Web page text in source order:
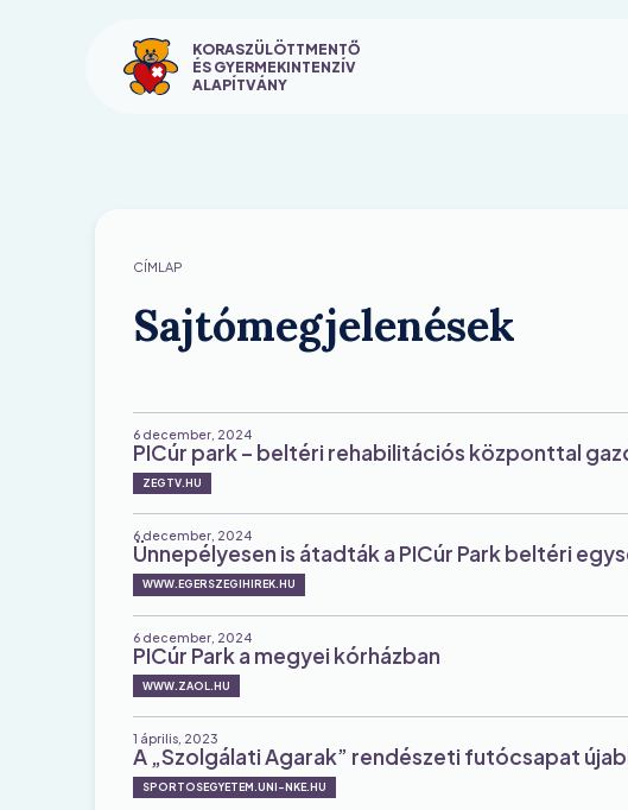
KORASZÜLÖTTMENTŐ
ÉS GYERMEKINTENZÍV
ALAPÍTVÁNY
CÍMLAP
Sajtómegjelenések
6 december, 2024
PICúr park – beltéri rehabilitációs központtal
ZEGTV.HU
6 december, 2024
Ünnepélyesen is átadták a PICúr Park beltéri
WWW.EGERSZEGIHIREK.HU
6 december, 2024
PICúr Park a megyei kórházban
WWW.ZAOL.HU
1 április, 2023
A „Szolgálati Agarak” rendészeti futócsapat
SPORTOSEGYETEM.UNI-NKE.HU